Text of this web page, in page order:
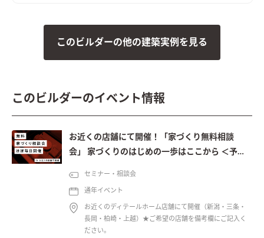
このビルダーの他の建築実例を見る
このビルダーのイベント情報
お近くの店舗にて開催！「家づくり無料相談
会」 家づくりのはじめの一歩はここから ＜予約
セミナー・相談会
通年イベント
お近くのディテールホーム店舗にて開催（新潟・三条・
長岡・柏崎・上越）★ご希望の店舗を備考欄にご記入く
ださい。